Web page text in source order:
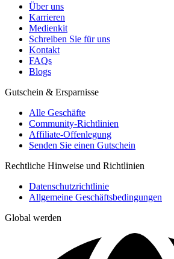
Über uns
Karrieren
Medienkit
Schreiben Sie für uns
Kontakt
FAQs
Blogs
Gutschein & Ersparnisse
Alle Geschäfte
Community-Richtlinien
Affiliate-Offenlegung
Senden Sie einen Gutschein
Rechtliche Hinweise und Richtlinien
Datenschutzrichtlinie
Allgemeine Geschäftsbedingungen
Global werden